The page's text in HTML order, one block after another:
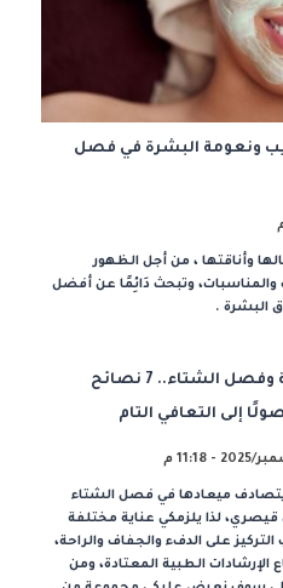
ونعومة البشرة في فصل
وأناقتها ، من أجل الظهور
وتبحث دَائِمًا عن أفضل
البشرة .
جرح القيصرية وفصل الشتاء.. 7 نصائح
إلى التعافي التام
يتصادف ميعادها في فصل الشتاء
لذا يلزمكي عناية مختلفة
على الدفء والجفاف والراحة،
الإرشادات الطبية المعتادة، ومن